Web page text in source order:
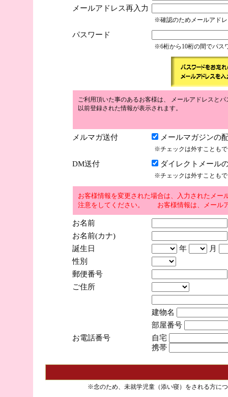
メールアドレス再入力
※確認のためメールアド
パスワード
※6桁から10桁の間でパス
ご利用頂いた事のあるお客様は、 メールアドレスと
以前登録された情報が表示されます。
メルマガ送付 メールマガジンの
※チェックは外すことも
DM送付 ダイレクトメール
※チェックは外すことも
お客様情報を変更された場合は、入力されたメ
注意をしてください。 お客様情報は、メール
お名前
お名前(カナ)
誕生日
年
月
性別
郵便番号
ご住所
建物名
部屋番号
お電話番号
自宅
携帯
※念のため、未就学児童（添い寝）をされる方に